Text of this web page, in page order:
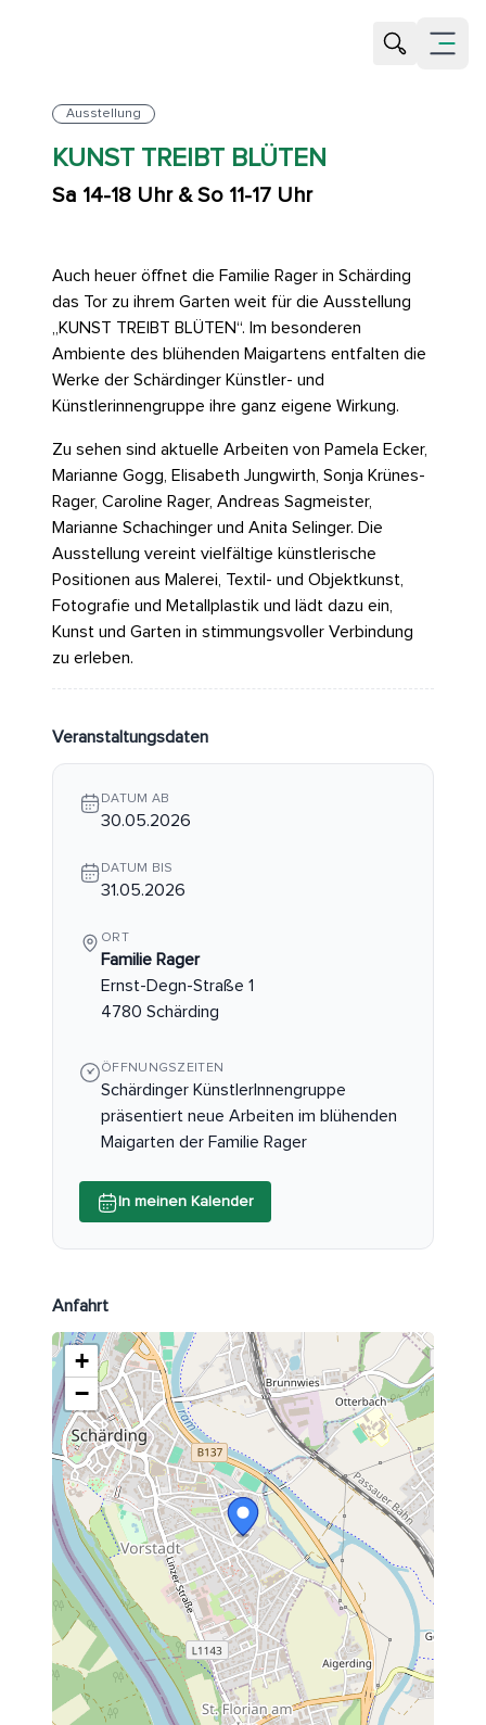
Suche
Menü
Ausstellung
KUNST TREIBT BLÜTEN
Sa 14-18 Uhr & So 11-17 Uhr
Auch heuer öffnet die Familie Rager in Schärding
das Tor zu ihrem Garten weit für die Ausstellung
„KUNST TREIBT BLÜTEN“. Im besonderen
Ambiente des blühenden Maigartens entfalten die
Werke der Schärdinger Künstler- und
Künstlerinnengruppe ihre ganz eigene Wirkung.
Zu sehen sind aktuelle Arbeiten von Pamela Ecker,
Marianne Gogg, Elisabeth Jungwirth, Sonja Krünes-
Rager, Caroline Rager, Andreas Sagmeister,
Marianne Schachinger und Anita Selinger. Die
Ausstellung vereint vielfältige künstlerische
Positionen aus Malerei, Textil- und Objektkunst,
Fotografie und Metallplastik und lädt dazu ein,
Kunst und Garten in stimmungsvoller Verbindung
zu erleben.
Veranstaltungsdaten
DATUM AB
30.05.2026
DATUM BIS
31.05.2026
ORT
Familie Rager
Ernst-Degn-Straße 1
4780 Schärding
ÖFFNUNGSZEITEN
Schärdinger KünstlerInnengruppe
präsentiert neue Arbeiten im blühenden
Maigarten der Familie Rager
In meinen Kalender
Anfahrt
+
−